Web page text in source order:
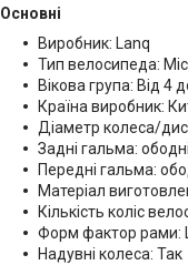
Основні
Виробник: Lanq
Тип велосипеда:
Вікова група: Від 4
Країна виробник:
Діаметр колеса/
Задні гальма:
Передні гальма:
Матеріал
Кількість коліс
Форм фактор рами:
Надувні колеса: Так